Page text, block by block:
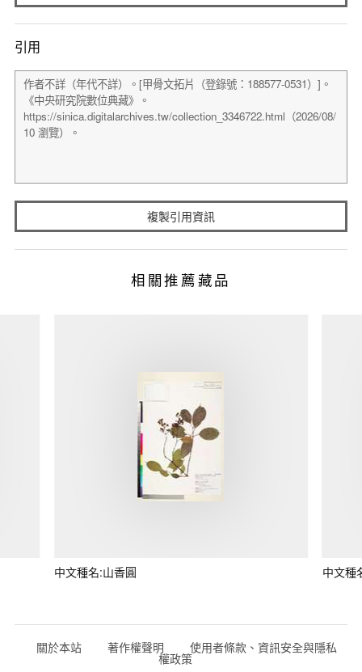
引用
複製引用資訊
相關推薦藏品
中文種名:山香圓 中文種
關於本站 著作權聲明 使用者條款、資訊安全與隱私
權政策